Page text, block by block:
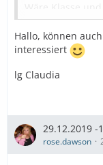
Wäre Klasse
unserem ersten
haben wir auch
gebucht !)
entspannen,
Gebt bitte kurz
Hallo, können
interessiert
lg Claudia
29.12.2019 -
rose.dawson